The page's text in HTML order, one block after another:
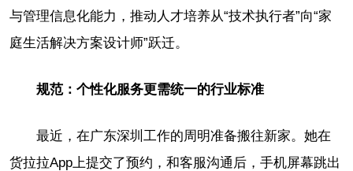
与管理信息化能力，推动人才培养从“技术执行者”向“家
庭生活解决方案设计师”跃迁。
规范：个性化服务更需统一的行业标准
最近，在广东深圳工作的周明准备搬往新家。她在
货拉拉App上提交了预约，和客服沟通后，手机屏幕跳出